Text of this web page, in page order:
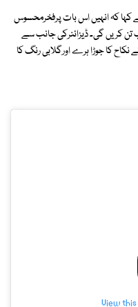
کہا کہ انہیں اس بات پرفخرمحسوس
تن کریں گی۔ ڈیزائنرکی جانب سے
کا جوڑا ہرے اورگلابی رنگ کا
View